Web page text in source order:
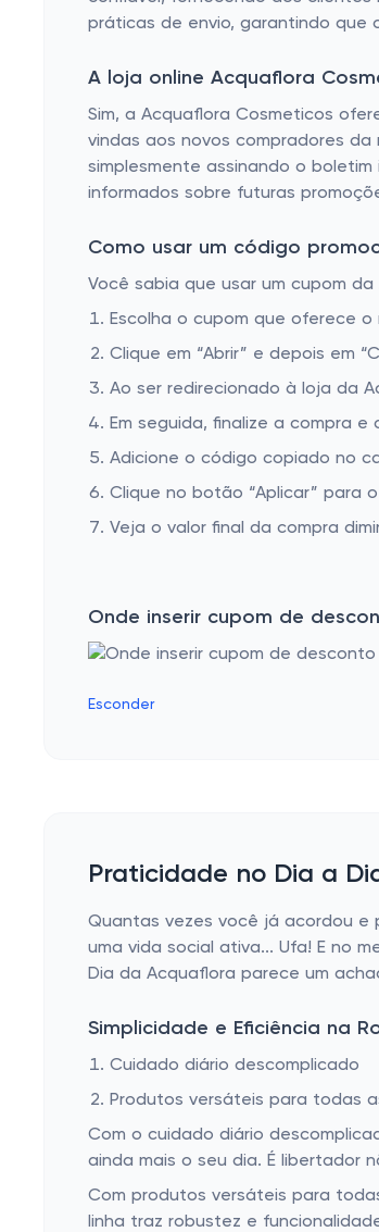
práticas de envio, garantindo que
A loja online Acquaflora
Sim, a Acquaflora Cosmeticos
vindas aos novos compradores
simplesmente assinando o
informados sobre futuras
Como usar um código
Você sabia que usar um cupom
Escolha o cupom que oferece
Clique em “Abrir” e depois em
Ao ser redirecionado à loja da
Em seguida, finalize a compra e
Adicione o código copiado no
Clique no botão “Aplicar” para
Veja o valor final da compra
Onde inserir cupom de
Esconder
Praticidade no Dia a
Quantas vezes você já acordou e
uma vida social ativa... Ufa! E no
Dia da Acquaflora parece um
Simplicidade e Eficiência na
Cuidado diário descomplicado
Produtos versáteis para todas
Com o cuidado diário
ainda mais o seu dia. É libertador
Com produtos versáteis para
linha traz robustez e